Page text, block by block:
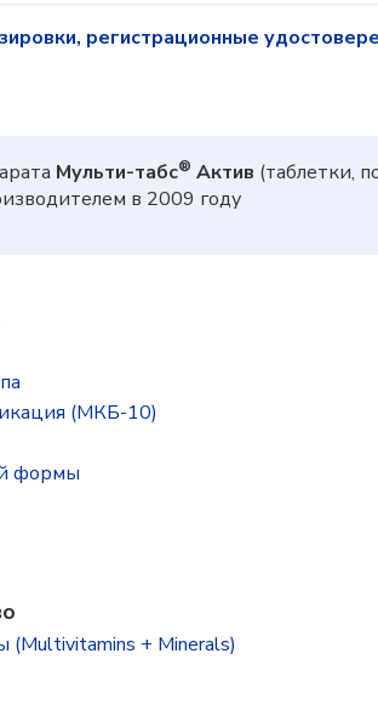
регистрационные
Мульти-табс® Актив (таблетки,
в 2009 году
(МКБ-10)
формы
+ Minerals)